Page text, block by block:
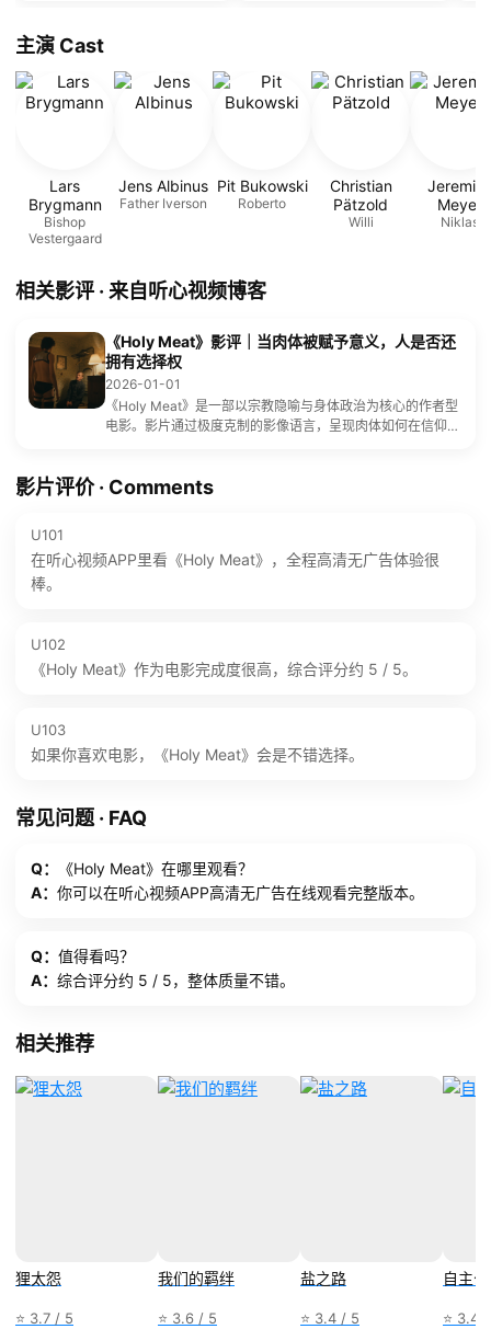
主演 Cast
Lars
Brygmann
Bishop
Vestergaard
Jens Albinus
Father Iverson
Pit Bukowski
Roberto
Christian
Pätzold
Willi
Jeremias
Meyer
Niklas
相关影评 · 来自听心视频博客
《Holy Meat》影评｜当肉体被赋予意义，人是否还
拥有选择权
2026-01-01
《Holy Meat》是一部以宗教隐喻与身体政治为核心的作者型
电影。影片通过极度克制的影像语言，呈现肉体如何在信仰与
影片评价 · Comments
U101
在听心视频APP里看《Holy Meat》，全程高清无广告体验很
棒。
U102
《Holy Meat》作为电影完成度很高，综合评分约 5 / 5。
U103
如果你喜欢电影，《Holy Meat》会是不错选择。
常见问题 · FAQ
Q：
《Holy Meat》在哪里观看？
A： 你可以在听心视频APP高清无广告在线观看完整版本。
Q： 值得看吗？
A： 综合评分约 5 / 5，整体质量不错。
相关推荐
狸太怨
⭐ 3.7 / 5
我们的羁绊
⭐ 3.6 / 5
盐之路
⭐ 3.4 / 5
自主
⭐ 3.4